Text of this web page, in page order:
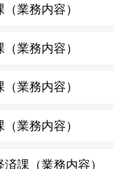
（業務内容）
業務内容）
（業務内容）
（業務内容）
済課（業務内容）